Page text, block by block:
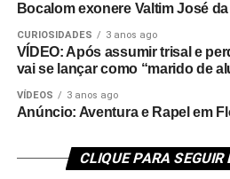
Bocalom exonere Valtim José da
CURIOSIDADES 3 anos ago
VÍDEO: Após assumir trisal e
vai se lançar como “marido de
VÍDEOS 3 anos ago
Anúncio: Aventura e Rapel em
CLIQUE PARA SEGUIR